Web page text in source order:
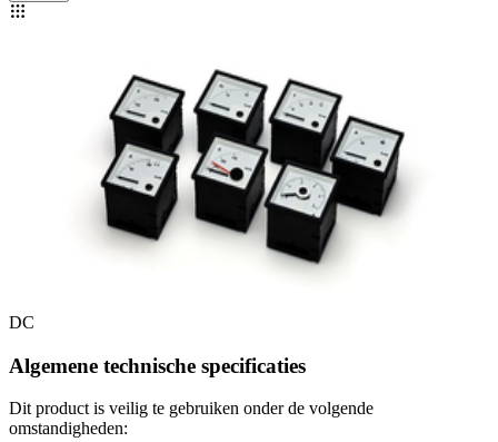
DC
Algemene technische specificaties
Dit product is veilig te gebruiken onder de volgende
omstandigheden: